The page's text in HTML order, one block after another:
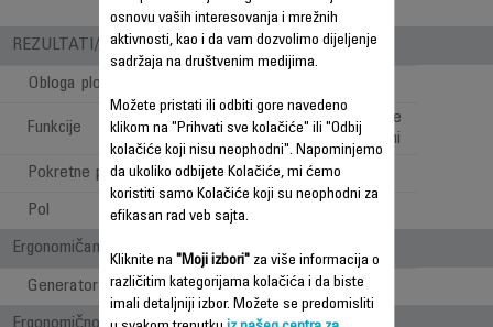
REZULTATI/ UPOTREBA
Obloga ploča
Funkcije
Potpuno ispravljanje
kose i pravljenje lokni
Pokretne ploče
Pol
Ergonomičan i štiti kosu
Generator jona
osnovu vaših interesovanja i mrežnih
aktivnosti, kao i da vam dozvolimo dijeljenje
sadržaja na društvenim medijima.
Možete pristati ili odbiti gore navedeno
klikom na "Prihvati sve kolačiće" ili "Odbij
kolačiće koji nisu neophodni". Napominjemo
da ukoliko odbijete Kolačiće, mi ćemo
koristiti samo Kolačiće koji su neophodni za
efikasan rad veb sajta.
Kliknite na "Moji izbori"za više informacija o
različitim kategorijama kolačića i da biste
imali detaljniji izbor. Možete se predomisliti